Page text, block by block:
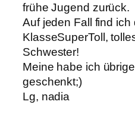
frühe Jugend zurück.
Auf jeden Fall find ich
KlasseSuperToll,
Schwester!
Meine habe ich
geschenkt;)
Lg, nadia